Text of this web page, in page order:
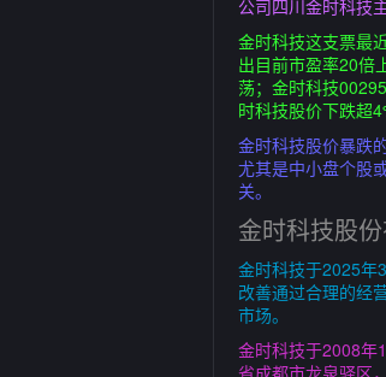
公司四川金时科技
金时科技这支票最
出目前市盈率20倍
荡；金时科技
时科技股价下跌超
金时科技股价暴跌
尤其是中小盘个股
关。
金时科技股
金时科技于2025年
改善通过合理的经
市场。
金时科技于2008年
省成都市龙泉驿区